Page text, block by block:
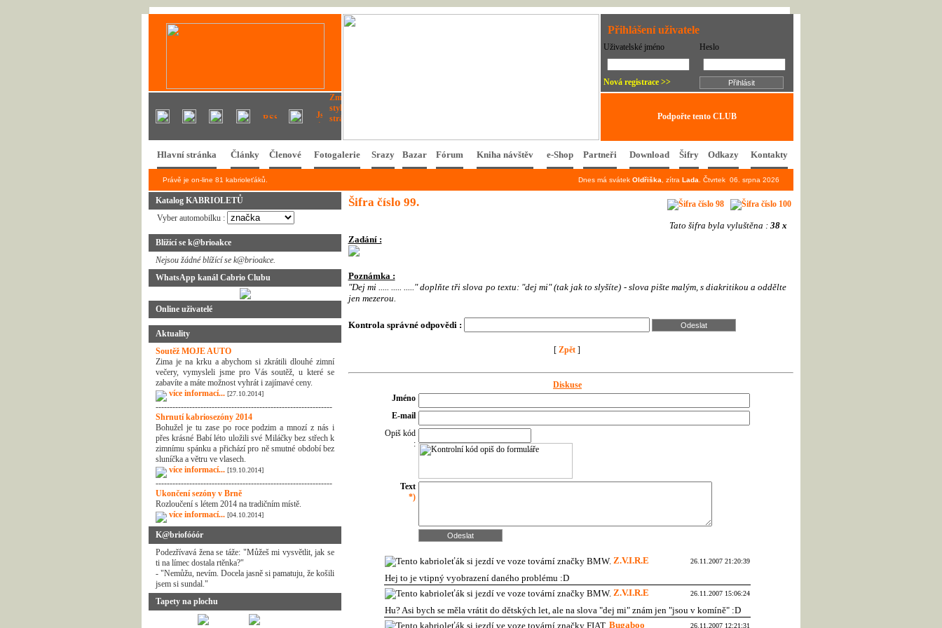
Přihlášení uživatele
Uživatelské jméno Heslo
Nová registrace >>
Podpořte tento CLUB
Hlavní stránka Články Členové Fotogalerie Srazy Bazar Fórum Kniha návštěv e-Shop Partneři Download Šifry Odkazy Kontakty
Právě je on-line 81 kabrioleťáků. Dnes má svátek Oldřiška , zítra Lada . Čtvrtek 06. srpna 2026
Katalog KABRIOLETŮ
Vyber automobilku :
Blížící se k@brioakce
Nejsou žádné blížící se k@brioakce.
WhatsApp kanál Cabrio Clubu
Online uživatelé
Aktuality
Soutěž MOJE AUTO
Zima je na krku a abychom si zkrátili dlouhé zimní
večery, vymysleli jsme pro Vás soutěž, u které se
zabavíte a máte možnost vyhrát i zajímavé ceny.
více informací... [27.10.2014]
---------------------------------------------------------------
Shrnutí kabriosezóny 2014
Bohužel je tu zase po roce podzim a mnozí z nás i
přes krásné Babí léto uložili své Miláčky bez střech k
zimnímu spánku a přichází pro ně smutné období bez
sluníčka a větru ve vlasech.
více informací... [19.10.2014]
---------------------------------------------------------------
Ukončení sezóny v Brně
Rozloučení s létem 2014 na tradičním místě.
více informací... [04.10.2014]
K@briofóóór
Podezřívavá žena se táže: "Můžeš mi vysvětlit, jak se
ti na límec dostala rtěnka?"
- "Nemůžu, nevím. Docela jasně si pamatuju, že košili
jsem si sundal."
Tapety na plochu
Šifra číslo 99.
Tato šifra byla vyluštěna : 38 x
Zadání :
Poznámka :
"Dej mi ..... ..... ....." doplňte tři slova po textu: "dej mi" (tak jak to slyšíte) - slova pište malým, s diakritikou a oddělte
jen mezerou.
Kontrola správné odpovědi :
[ Zpět ]
Diskuse
Jméno
E-mail
Opiš kód
:
Text
*)
Z.V.I.R.E 26.11.2007 21:20:39
Hej to je vtipný vyobrazení daného problému :D
Z.V.I.R.E
26.11.2007 15:06:24
Hu? Asi bych se měla vrátit do dětských let, ale na slova "dej mi" znám jen "jsou v komíně" :D
Bugaboo
26.11.2007 12:21:31